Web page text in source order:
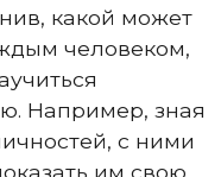
какой может
человеком,
Например, зная
с ними
им свою